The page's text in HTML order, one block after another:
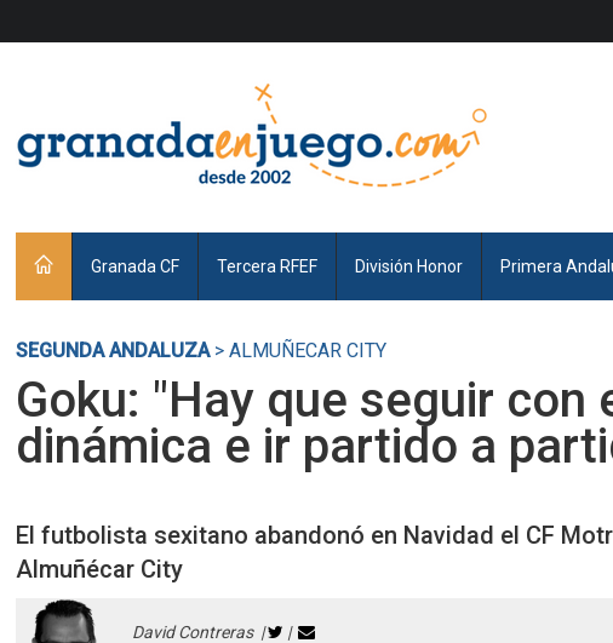
Granada CF Tercera RFEF División Honor Primera
SEGUNDA ANDALUZA> ALMUÑECAR CITY
Goku: "Hay que seguir con
dinámica e ir partido a
El futbolista sexitano abandonó en Navidad el CF
Almuñécar City
David Contreras |
|